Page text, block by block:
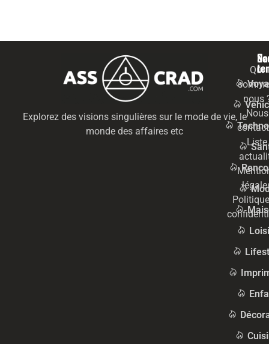
Explorez des visions singulières sur le mode de vie, le
monde des affaires etc
Qui
nous
Nous
Liste